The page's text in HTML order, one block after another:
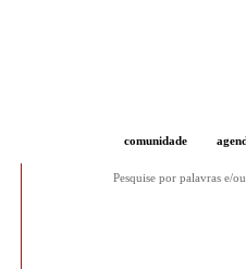
comunidade
Pesquise por palavras e/